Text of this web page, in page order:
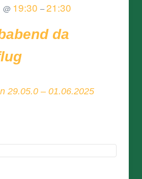
@ 19:30 –21:30
da
29.05.0 – 01.06.2025